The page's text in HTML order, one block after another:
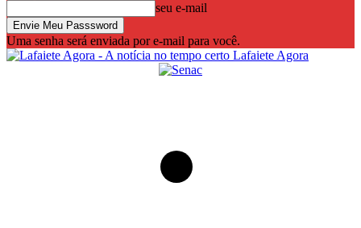
seu e-mail
Uma senha será enviada por e-mail para você.
Lafaiete Agora